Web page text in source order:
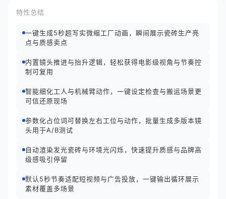
特性总结
一键生成5秒超写实微缩工厂动画，瞬间展示瓷砖生产亮
点与质感卖点
内置镜头推进与抬升逻辑，轻松获得电影级视角与节奏控
制可复用
智能细化工人与机械臂动作，一键设定检查与搬运场景更
可信还原现场
参数化占位词可替换左右工位与动作，批量生成多版本镜
头用于A/B测试
自动渲染发光瓷砖与环境光闪烁，快速提升质感与品牌高
级感吸引停留
默认5秒节奏适配短视频与广告投放，一键输出循环展示
素材覆盖多场景